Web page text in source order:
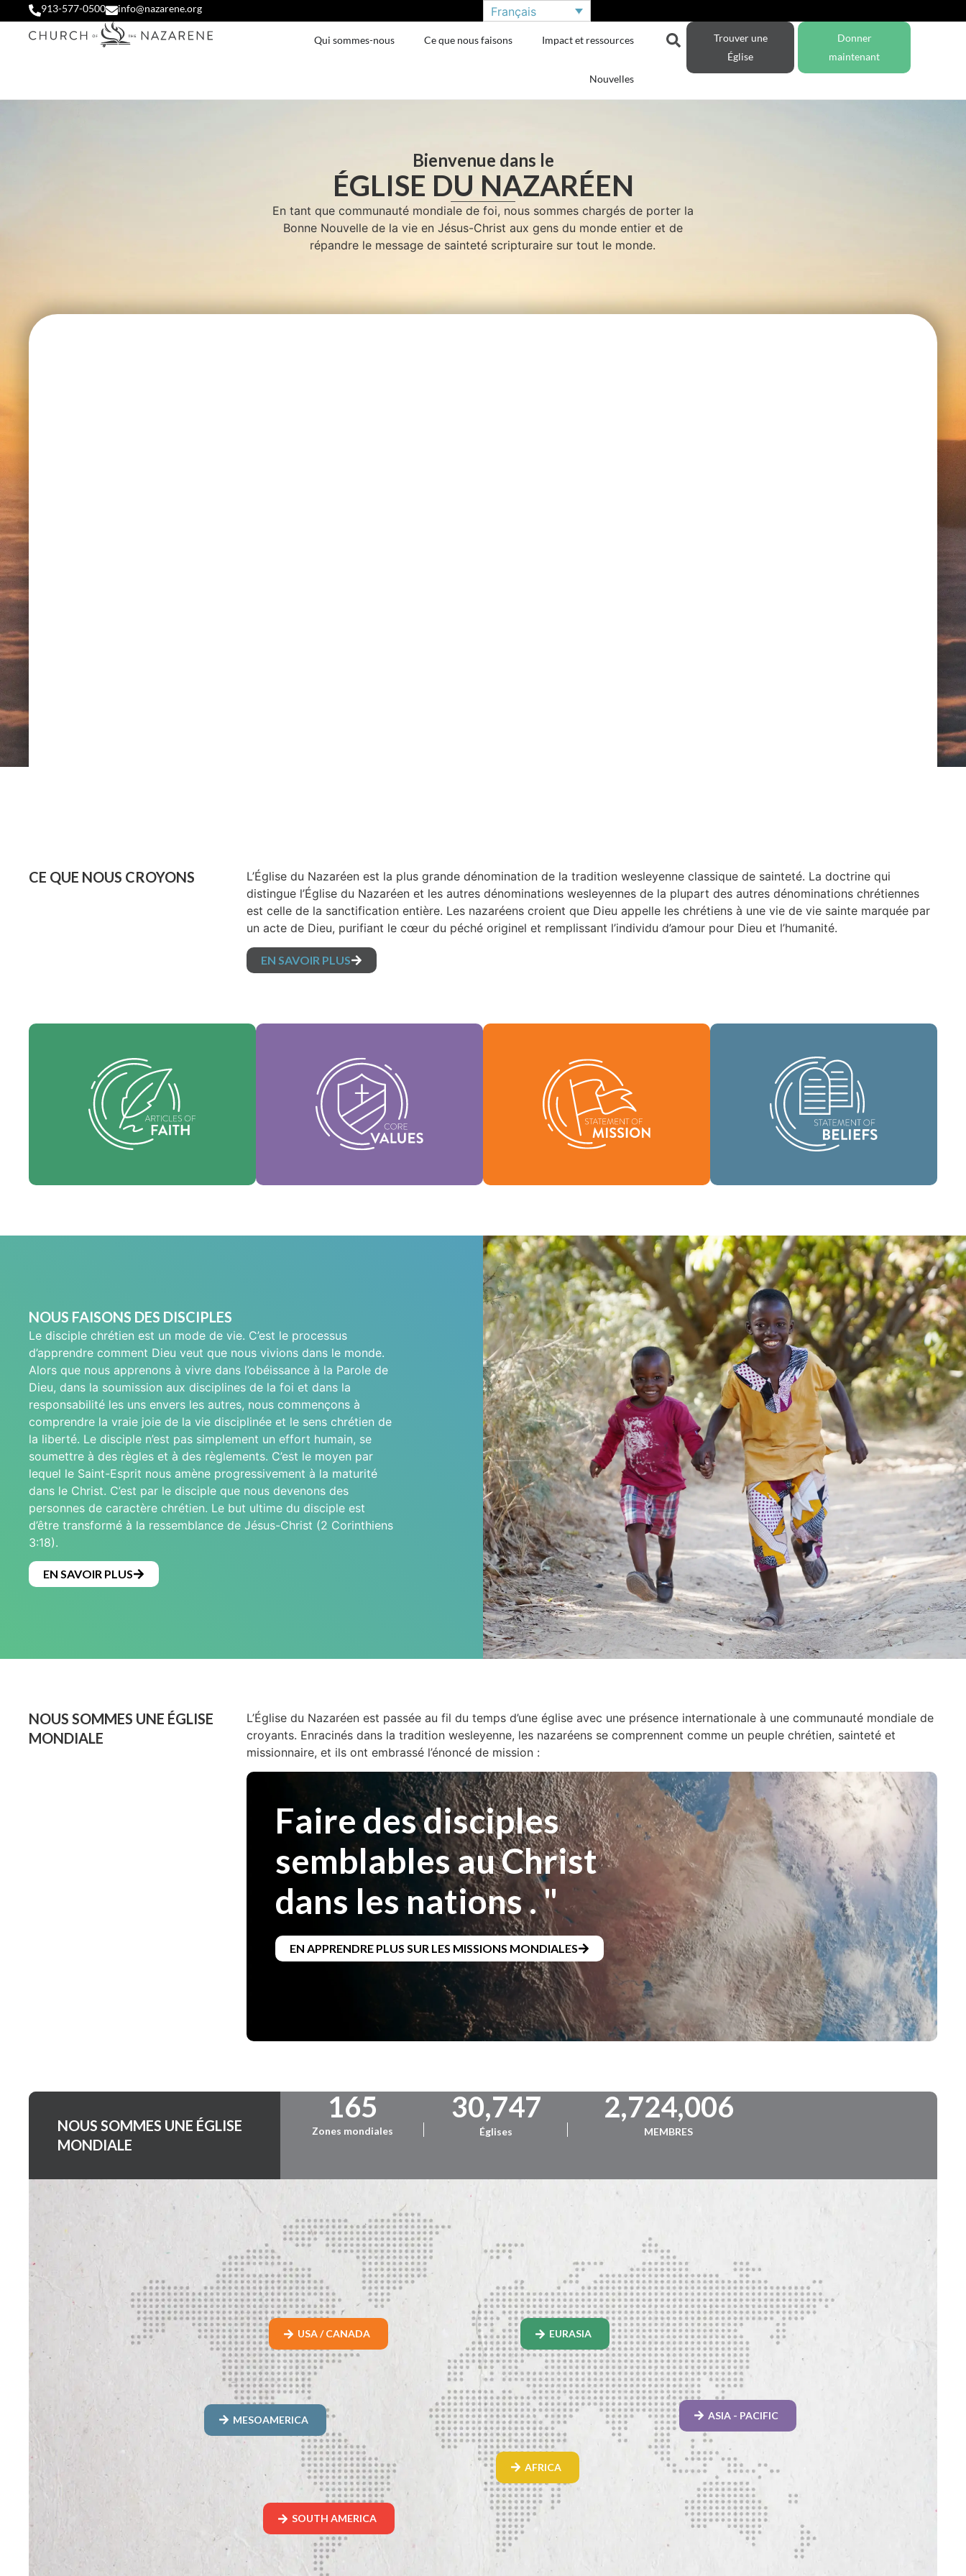
913-577-0500 info@nazarene.org Français
Qui sommes-nous Ce que nous faisons Impact et ressources
Nouvelles
Trouver une
Église
Donner
maintenant
Bienvenue dans le
ÉGLISE DU NAZARÉEN
En tant que communauté mondiale de foi, nous sommes chargés de porter la
Bonne Nouvelle de la vie en Jésus-Christ aux gens du monde entier et de
répandre le message de sainteté scripturaire sur tout le monde.
CE QUE NOUS CROYONS
L’Église du Nazaréen est la plus grande dénomination de la tradition wesleyenne classique de sainteté. La doctrine qui
distingue l’Église du Nazaréen et les autres dénominations wesleyennes de la plupart des autres dénominations chrétiennes
est celle de la sanctification entière. Les nazaréens croient que Dieu appelle les chrétiens à une vie de vie sainte marquée par
un acte de Dieu, purifiant le cœur du péché originel et remplissant l’individu d’amour pour Dieu et l’humanité.
EN SAVOIR PLUS
Nos articles de foi sont nos croyances
fondamentales et exposent les vérités
essentielles qui guident chaque
domaine de pratique.
Foi
l'essence de notre identité et
soutiennent la vision de notre
dénomination et aident à façonner
notre culture.
Valeurs
Notre déclaration de mission définit
qui nous sommes, pourquoi nous
existons et notre raison d'être.
Mission
foi, nous sommes chargés de porter la
bonne nouvelle de la vie en Jésus-
Christ aux gens du monde entier et de
répandre le message de sainteté
scripturaire dans tous les pays.
NOUS FAISONS DES DISCIPLES
Le disciple chrétien est un mode de vie. C’est le processus
d’apprendre comment Dieu veut que nous vivions dans le monde.
Alors que nous apprenons à vivre dans l’obéissance à la Parole de
Dieu, dans la soumission aux disciplines de la foi et dans la
responsabilité les uns envers les autres, nous commençons à
comprendre la vraie joie de la vie disciplinée et le sens chrétien de
la liberté. Le disciple n’est pas simplement un effort humain, se
soumettre à des règles et à des règlements. C’est le moyen par
lequel le Saint-Esprit nous amène progressivement à la maturité
dans le Christ. C’est par le disciple que nous devenons des
personnes de caractère chrétien. Le but ultime du disciple est
d’être transformé à la ressemblance de Jésus-Christ (2 Corinthiens
3:18).
EN SAVOIR PLUS
NOUS SOMMES UNE ÉGLISE
MONDIALE
L’Église du Nazaréen est passée au fil du temps d’une église avec une présence internationale à une communauté mondiale de
croyants. Enracinés dans la tradition wesleyenne, les nazaréens se comprennent comme un peuple chrétien, sainteté et
missionnaire, et ils ont embrassé l’énoncé de mission :
Faire des disciples
semblables au Christ
dans les nations . "
EN APPRENDRE PLUS SUR LES MISSIONS MONDIALES
NOUS SOMMES UNE ÉGLISE
MONDIALE
165
Zones mondiales
30,747
Églises
2,724,006
MEMBRES
USA / CANADA
MESOAMERICA
SOUTH AMERICA
EURASIA
AFRICA
ASIA - PACIFIC